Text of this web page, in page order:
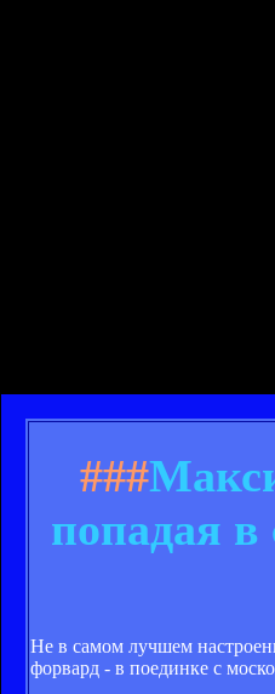
###
попадая в
Не в самом лучшем
форвард - в поединке с